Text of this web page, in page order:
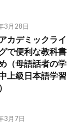
3月28日
カデミックライ
で便利な教科書
（母語話者の学
上級日本語学習
3月7日